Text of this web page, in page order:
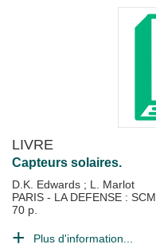
LIVRE
Capteurs solaires.
D.K. Edwards ; L. Marlot
PARIS - LA DEFENSE : SCM
70 p.
Plus d'information...